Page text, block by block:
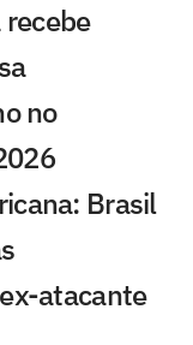
recebe
no
Brasil
atacante